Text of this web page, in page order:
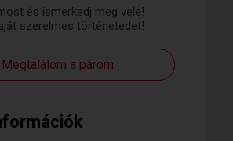
és ismerkedj meg vele!
szerelmes történetedet!
Megtalálom a párom